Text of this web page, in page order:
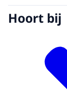
Hoort bij